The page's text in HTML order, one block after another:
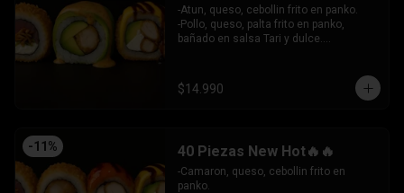
-Atun, queso, cebollin frito en panko.
-Pollo, queso, palta frito en panko,
bañado en salsa Tari y dulce.
INCLUYE: 3 SALSAS - 2 PALITOS
$14.990
-11 % 40 Piezas New Hot🔥🔥
-Camaron, queso, cebollin frito en
panko.